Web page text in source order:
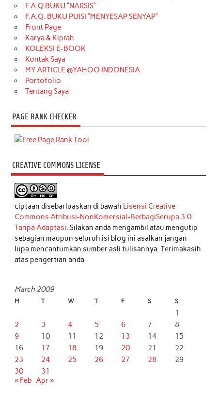
F.A.Q BUKU “NARSIS”
F.A.Q. BUKU PUISI “MENYESAP SENYAP”
Front Page
Karya & Kiprah
KOLEKSI E-BOOK
Kontak Saya
MY ARTICLE @YAHOO INDONESIA
Portofolio
Tentang Saya
PAGE RANK CHECKER
CREATIVE COMMONS LICENSE
ciptaan disebarluaskan di bawah Lisensi Creative
Commons Atribusi-NonKomersial-BerbagiSerupa 3.0
Tanpa Adaptasi. Silakan anda mengambil atau mengutip
sebagian maupun seluruh isi blog ini asalkan jangan
lupa mencantumkan sumber asli tulisannya. Terimakasih
atas pengertian anda
March 2009
M T W T F S S
1
2
3 4 5 6 7
8
9
10 11 12 13 14
15
16
17 18 19 20 21
22
23
24 25 26 27 28
29
30
31
« Feb Apr »